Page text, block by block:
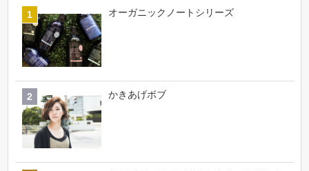
オーガニックノートシリーズ
かきあげボブ